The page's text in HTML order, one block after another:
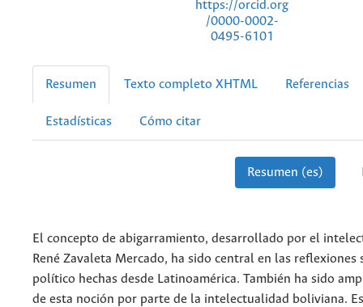
https://orcid.org
/0000-0002-
0495-6101
Resumen Texto completo XHTML Referencias
Estadísticas Cómo citar
Resumen (es)
El concepto de abigarramiento, desarrollado por el
René Zavaleta Mercado, ha sido central en las reflexiones
político hechas desde Latinoamérica. También ha sido
de esta noción por parte de la intelectualidad boliviana.